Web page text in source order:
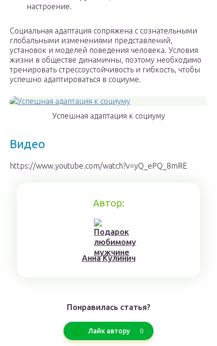
настроение.
Социальная адаптация сопряжена с сознательными
глобальными изменениями представлений,
установок и моделей поведения человека. Условия
жизни в обществе динамичны, поэтому необходимо
тренировать стрессоустойчивость и гибкость, чтобы
успешно адаптироваться в социуме.
Успешная адаптация к социуму
Видео
https://www.youtube.com/watch?v=yQ_ePQ_8mRE
Автор:
Aннa Kyлинич
Понравилась статья?
Лайк автору 0